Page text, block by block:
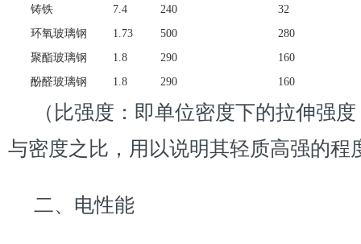
铸铁
7.4 240
32
环氧玻璃钢
1.73 500
280
聚酯玻璃钢
1.8 290
160
酚醛玻璃钢
1.8 290 160
（比强度：即单位密度下的拉伸强
与密度之比，用以说明其轻质高强的程
二、电性能